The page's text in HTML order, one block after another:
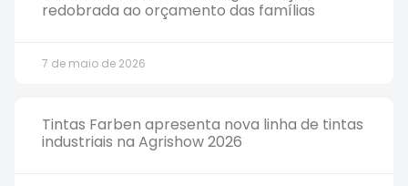
redobrada ao orçamento das famílias
7 de maio de 2026
Tintas Farben apresenta nova linha de tintas
industriais na Agrishow 2026